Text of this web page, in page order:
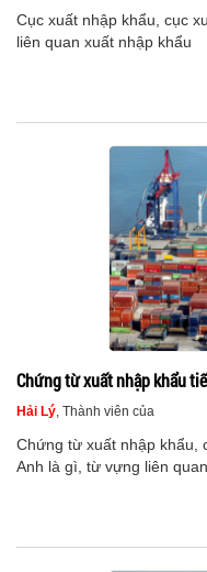
Cục xuất nhập khẩu, cục
liên quan xuất nhập khẩu
Chứng từ xuất nhập khẩu
Hải Lý , Thành viên của
Chứng từ xuất nhập khẩu,
Anh là gì, từ vựng liên